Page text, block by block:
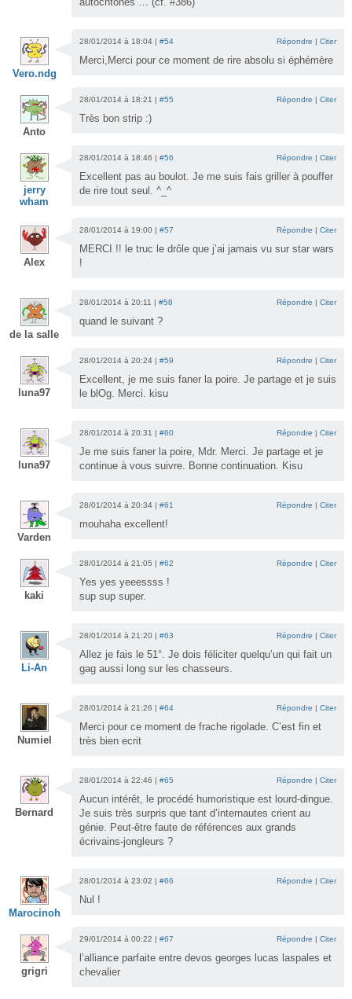
Vero.ndg
28/01/2014 à 18:04 | #54 Répondre | Citer
Merci,Merci pour ce moment de rire absolu si éphémère
Anto
28/01/2014 à 18:21 | #55 Répondre | Citer
Très bon strip :)
jerry
wham
28/01/2014 à 18:46 | #56 Répondre | Citer
Excellent pas au boulot. Je me suis fais griller à pouffer
de rire tout seul. ^_^
Alex
28/01/2014 à 19:00 | #57 Répondre | Citer
MERCI !! le truc le drôle que j’ai jamais vu sur star wars
!
de la salle
28/01/2014 à 20:11 | #58 Répondre | Citer
quand le suivant ?
luna97
28/01/2014 à 20:24 | #59 Répondre | Citer
Excellent, je me suis faner la poire. Je partage et je suis
le blOg. Merci. kisu
luna97
28/01/2014 à 20:31 | #60 Répondre | Citer
Je me suis faner la poire, Mdr. Merci. Je partage et je
continue à vous suivre. Bonne continuation. Kisu
Varden
28/01/2014 à 20:34 | #61 Répondre | Citer
mouhaha excellent!
kaki
28/01/2014 à 21:05 | #62 Répondre | Citer
Yes yes yeeessss !
sup sup super.
Li-An
28/01/2014 à 21:20 | #63 Répondre | Citer
Allez je fais le 51°. Je dois féliciter quelqu’un qui fait un
gag aussi long sur les chasseurs.
Numiel
28/01/2014 à 21:26 | #64 Répondre | Citer
Merci pour ce moment de frache rigolade. C’est fin et
très bien ecrit
Bernard
28/01/2014 à 22:46 | #65 Répondre | Citer
Aucun intérêt, le procédé humoristique est lourd-dingue.
Je suis très surpris que tant d’internautes crient au
génie. Peut-être faute de références aux grands
écrivains-jongleurs ?
Marocinoh
28/01/2014 à 23:02 | #66 Répondre | Citer
Nul !
grigri
29/01/2014 à 00:22 | #67 Répondre | Citer
l’alliance parfaite entre devos georges lucas laspales et
chevalier